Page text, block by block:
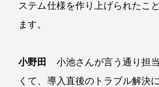
ステム仕様を作り上げられたこ
ます。
小野田
小池さんが言う通り担
くて、導入直後のトラブル解決